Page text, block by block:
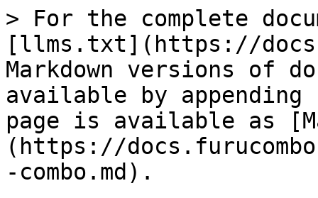
> For the complete
[llms.txt](https://
Markdown versions of
available by
page is available as
(https://
-combo.md).